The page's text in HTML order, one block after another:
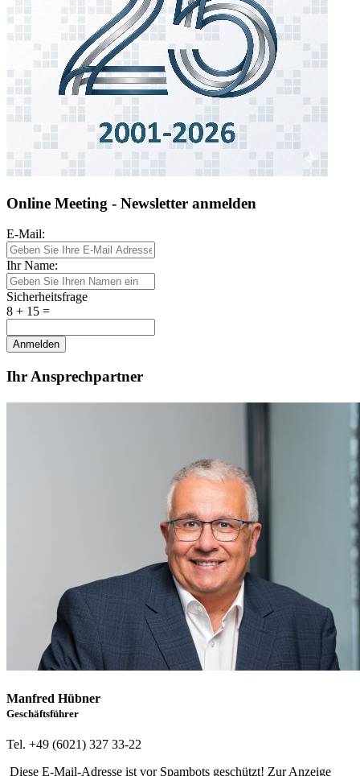
Online Meeting - Newsletter anmelden
E-Mail:
Ihr Name:
Sicherheitsfrage
8 + 15 =
Anmelden
Ihr Ansprechpartner
Manfred Hübner
Geschäftsführer
Tel. +49 (6021) 327 33-22
Diese E-Mail-Adresse ist vor Spambots geschützt! Zur Anzeige